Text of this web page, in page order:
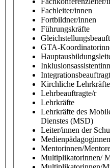
Fachleiter/innen
Fortbildner/innen
Führungskräfte
GTA-
Kirchliche Lehrkräfte
Lehrbeauftragte/r
Lehrkräfte
Lehrkräfte des
Dienstes (MSD)
Leiter/innen der
Mentorinnen/
Multiplikatorinnen/